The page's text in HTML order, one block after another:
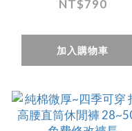
NT$790
加入購物車